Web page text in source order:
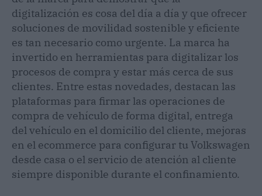
digitalización es cosa del día a día y que ofrecer
soluciones de movilidad sostenible y eficiente
es tan necesario como urgente. La marca ha
invertido en herramientas para digitalizar los
procesos de compra y estar más cerca de sus
clientes. Entre estas novedades, destacan las
plataformas para firmar las operaciones de
compra de vehículo de forma digital, entrega
del vehículo en el domicilio del cliente, mejoras
en el ecommerce para configurar tu Volkswagen
desde casa o el servicio de atención al cliente
siempre disponible durante el confinamiento.